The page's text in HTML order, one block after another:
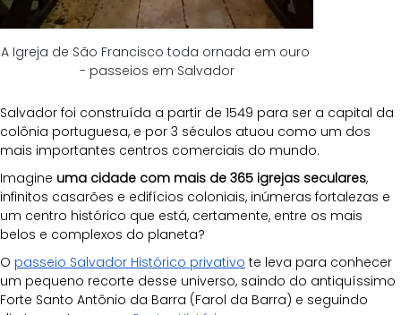
A Igreja de São Francisco toda ornada em ouro
- passeios em Salvador
Salvador foi construída a partir de 1549 para ser a capital da
colônia portuguesa, e por 3 séculos atuou como um dos
mais importantes centros comerciais do mundo.
Imagine uma cidade com mais de 365 igrejas seculares,
infinitos casarões e edifícios coloniais, inúmeras fortalezas e
um centro histórico que está, certamente, entre os mais
belos e complexos do planeta?
O passeio Salvador Histórico privativo te leva para conhecer
um pequeno recorte desse universo, saindo do antiquíssimo
Forte Santo Antônio da Barra (Farol da Barra) e seguindo